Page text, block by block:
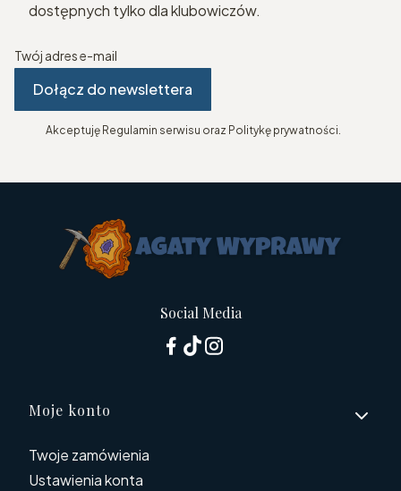
dostępnych tylko dla klubowiczów.
Twój adres e-mail
Dołącz do newslettera
Akceptuję Regulamin serwisu oraz Politykę prywatności.
Social Media
Linki w stopce
Moje konto
Twoje zamówienia
Ustawienia konta